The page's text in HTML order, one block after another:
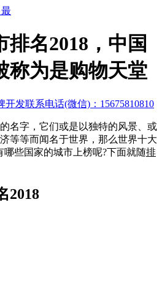
名2018，中国
称为是购物天堂
开发联系电话(微信)：15675810810
字，它们或是以独特的风景、或
等等而闻名于世界，那么世界十大
哪些国家的城市上榜呢?下面就随排
2018